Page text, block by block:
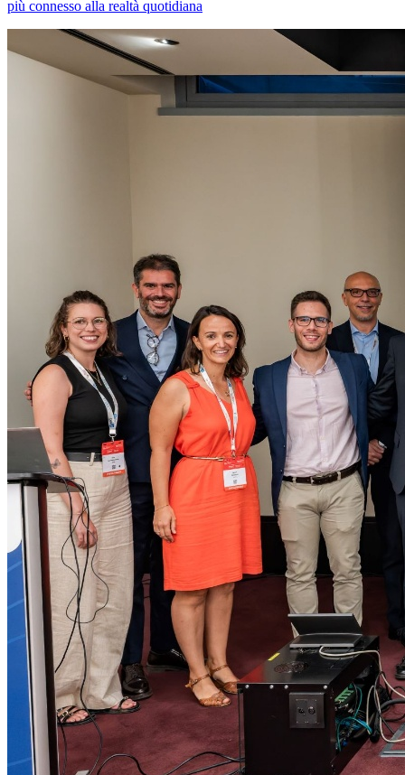
più connesso alla realtà quotidiana